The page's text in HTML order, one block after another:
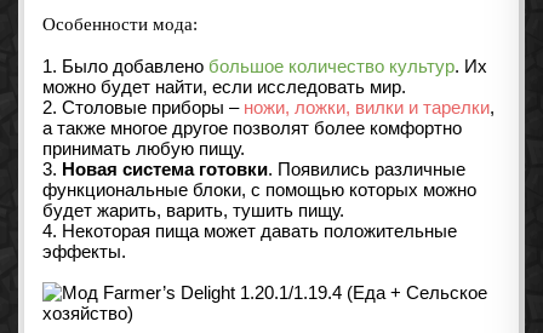
Особенности мода:
1. Было добавлено большое количество культур. Их
можно будет найти, если исследовать мир.
2. Столовые приборы – ножи, ложки, вилки и тарелки,
а также многое другое позволят более комфортно
принимать любую пищу.
3. Новая система готовки. Появились различные
функциональные блоки, с помощью которых можно
будет жарить, варить, тушить пищу.
4. Некоторая пища может давать положительные
эффекты.